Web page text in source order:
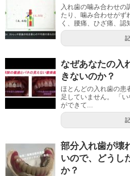
入れ歯の噛み合わせの
たり、噛み合わせがず
く、腰痛、ひざ痛、認
なぜあなたの入
きないのか？
ほとんどの入れ歯の患
足していません。 「
ができて...
部分入れ歯が壊
いので、どうし
か？